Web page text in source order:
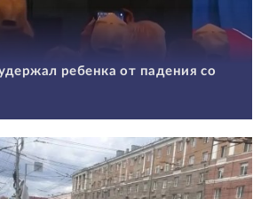
ребенка от падения со